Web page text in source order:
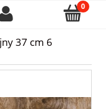
37 cm 6